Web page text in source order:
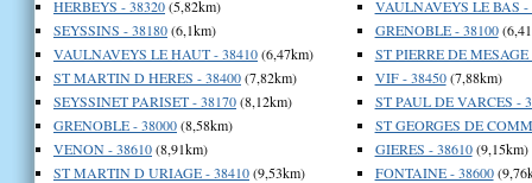
HERBEYS - 38320(5,82km)
SEYSSINS - 38180(6,1km)
VAULNAVEYS LE HAUT - 38410(6,47km)
ST MARTIN D HERES - 38400(7,82km)
SEYSSINET PARISET - 38170(8,12km)
GRENOBLE - 38000(8,58km)
VENON - 38610(8,91km)
ST MARTIN D URIAGE - 38410(9,53km)
VAULNAVEYS LE BAS -
GRENOBLE - 38100
ST PIERRE DE MESAGE
VIF - 38450(7,88km)
ST PAUL DE VARCES -
ST GEORGES DE
GIERES - 38610(9,15km)
FONTAINE - 38600